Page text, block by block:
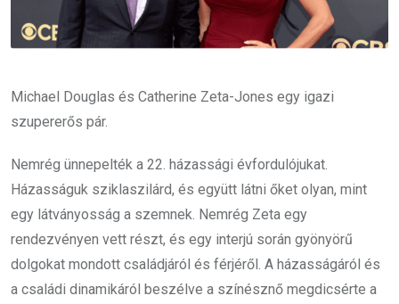
Michael Douglas és Catherine Zeta-Jones egy igazi
szupererős pár.
Nemrég ünnepelték a 22. házassági évfordulójukat.
Házasságuk sziklaszilárd, és együtt látni őket olyan, mint
egy látványosság a szemnek. Nemrég Zeta egy
rendezvényen vett részt, és egy interjú során gyönyörű
dolgokat mondott családjáról és férjéről. A házasságáról és
a családi dinamikáról beszélve a színésznő megdicsérte a